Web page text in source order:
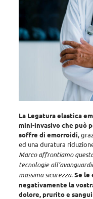
La Legatura elastica
mini-invasivo che può
soffre di emorroidi,
ed una duratura
Marco affrontiamo
tecnologie
massima sicurezza.Se le
negativamente la
dolore, prurito e